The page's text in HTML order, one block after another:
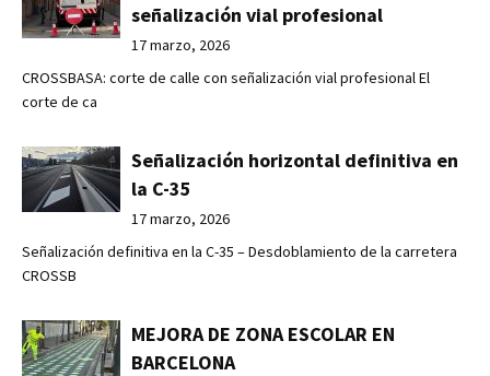
señalización vial profesional
17 marzo, 2026
CROSSBASA: corte de calle con señalización vial profesional El
corte de ca
Señalización horizontal definitiva en
la C-35
17 marzo, 2026
Señalización definitiva en la C-35 – Desdoblamiento de la carretera
CROSSB
MEJORA DE ZONA ESCOLAR EN
BARCELONA